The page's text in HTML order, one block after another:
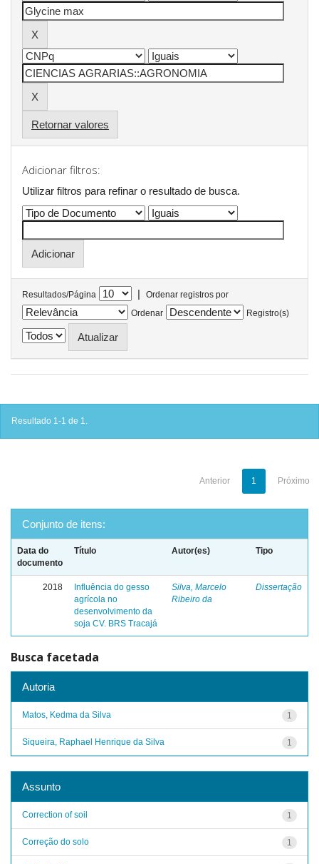
Retornar valores
Adicionar filtros:
Utilizar filtros para refinar o resultado de busca.
Resultados/Página |
Ordenar registros por
Ordenar
Registro(s)
Resultado 1-1 de 1.
Anterior 1 Próximo
Conjunto de itens:
Data do
documento
Título Autor(es) Tipo
2018
Influência do gesso
agrícola no
desenvolvimento da
soja CV. BRS Tracajá
Silva, Marcelo
Ribeiro da
Dissertação
Busca facetada
Autoria
1
Matos, Kedma da Silva
1
Siqueira, Raphael Henrique da Silva
Assunto
1
Correction of soil
1
Correção do solo